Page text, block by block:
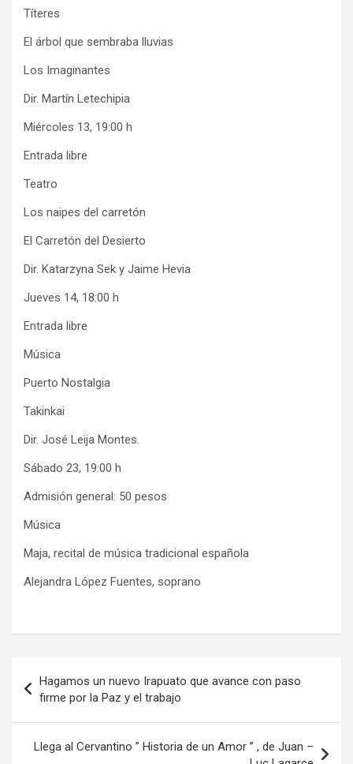
Títeres
El árbol que sembraba lluvias
Los Imaginantes
Dir. Martín Letechipia
Miércoles 13, 19:00 h
Entrada libre
Teatro
Los naipes del carretón
El Carretón del Desierto
Dir. Katarzyna Sek y Jaime Hevia
Jueves 14, 18:00 h
Entrada libre
Música
Puerto Nostalgia
Takinkai
Dir. José Leija Montes.
Sábado 23, 19:00 h
Admisión general: 50 pesos
Música
Maja, recital de música tradicional española
Alejandra López Fuentes, soprano
de
entradas
Hagamos un nuevo Irapuato que avance con paso
firme por la Paz y el trabajo
Llega al Cervantino ” Historia de un Amor ” , de Juan –